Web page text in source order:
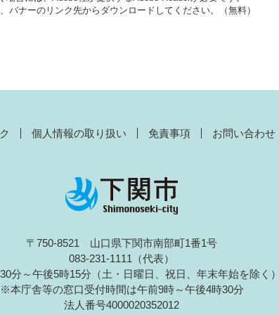
バナーのリンク先からダウンロードしてください。（無料）
個人情報の取り扱い 免責事項 お問い合わせ
〒750-8521 山口県下関市南部町1番1号
083-231-1111（代表）
分～午後5時15分（土・日曜日、祝日、年末年始を除く）
※本庁舎等の窓口受付時間は午前9時～午後4時30分
法人番号4000020352012